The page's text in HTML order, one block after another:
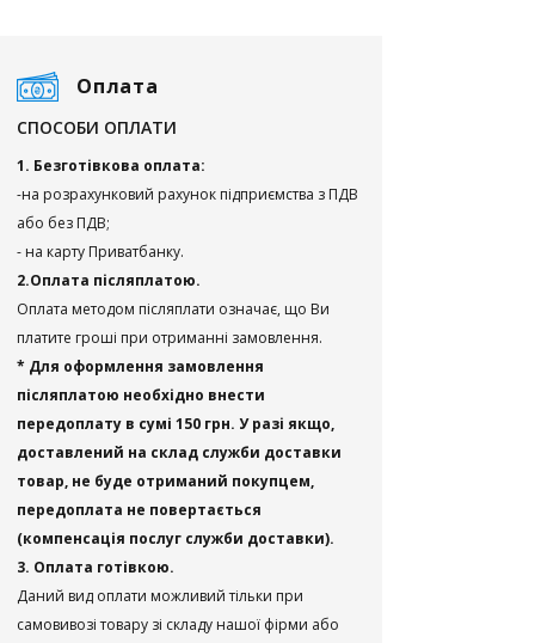
Оплата
СПОСОБИ ОПЛАТИ
1. Безготівкова оплата:
-на розрахунковий рахунок підприємства з ПДВ
або без ПДВ;
- на карту Приватбанку.
2.Оплата післяплатою.
Оплата методом післяплати означає, що Ви
платите гроші при отриманні замовлення.
* Для оформлення замовлення
післяплатою необхідно внести
передоплату в сумі 150 грн. У разі якщо,
доставлений на склад служби доставки
товар, не буде отриманий покупцем,
передоплата не повертається
(компенсація послуг служби доставки).
3. Оплата готівкою.
Даний вид оплати можливий тільки при
самовивозі товару зі складу нашої фірми або